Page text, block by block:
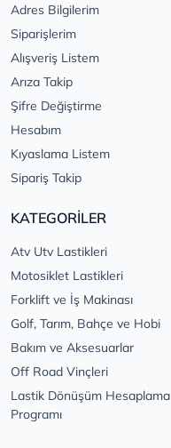
Adres Bilgilerim
Siparişlerim
Alışveriş Listem
Arıza Takip
Şifre Değiştirme
Hesabım
Kıyaslama Listem
Sipariş Takip
KATEGORİLER
Atv Utv Lastikleri
Motosiklet Lastikleri
Forklift ve İş Makinası
Golf, Tarım, Bahçe ve Hobi
Bakım ve Aksesuarlar
Off Road Vinçleri
Lastik Dönüşüm Hesaplama
Programı